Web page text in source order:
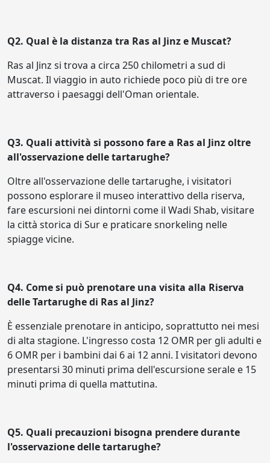
Q2. Qual è la distanza tra Ras al Jinz e Muscat?
Ras al Jinz si trova a circa 250 chilometri a sud di
Muscat. Il viaggio in auto richiede poco più di tre ore
attraverso i paesaggi dell'Oman orientale.
Q3. Quali attività si possono fare a Ras al Jinz oltre
all'osservazione delle tartarughe?
Oltre all'osservazione delle tartarughe, i visitatori
possono esplorare il museo interattivo della riserva,
fare escursioni nei dintorni come il Wadi Shab, visitare
la città storica di Sur e praticare snorkeling nelle
spiagge vicine.
Q4. Come si può prenotare una visita alla Riserva
delle Tartarughe di Ras al Jinz?
È essenziale prenotare in anticipo, soprattutto nei mesi
di alta stagione. L'ingresso costa 12 OMR per gli adulti e
6 OMR per i bambini dai 6 ai 12 anni. I visitatori devono
presentarsi 30 minuti prima dell'escursione serale e 15
minuti prima di quella mattutina.
Q5. Quali precauzioni bisogna prendere durante
l'osservazione delle tartarughe?